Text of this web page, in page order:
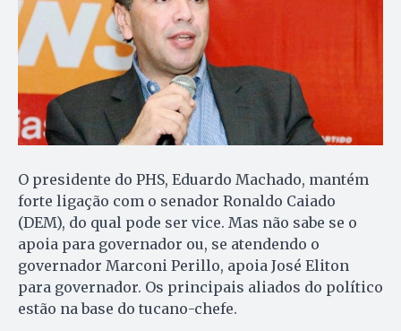
O presidente do PHS, Eduardo Machado, mantém
forte ligação com o senador Ronaldo Caiado
(DEM), do qual pode ser vice. Mas não sabe se o
apoia para governador ou, se atendendo o
governador Marconi Perillo, apoia José Eliton
para governador. Os principais aliados do político
estão na base do tucano-chefe.